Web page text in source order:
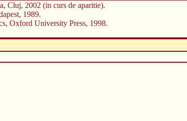
Cluj, 2002 (in curs de aparitie).
1989.
Oxford University Press, 1998.